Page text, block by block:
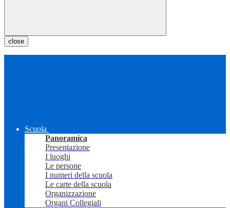
close
Scuola
Panoramica
Presentazione
I luoghi
Le persone
I numeri della scuola
Le carte della scuola
Organizzazione
Organi Collegiali